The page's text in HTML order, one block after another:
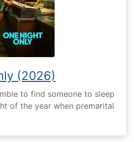
(2026)
to find someone to sleep
of the year when premarital